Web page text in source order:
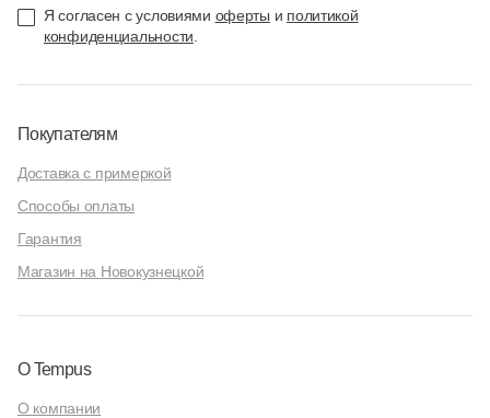
Я согласен с условиями оферты и политикой
конфиденциальности
Покупателям
Доставка с примеркой
Способы оплаты
Гарантия
Магазин на Новокузнецкой
О Tempus
О компании